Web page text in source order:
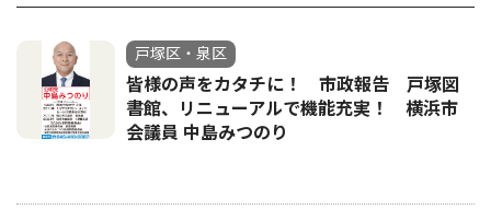
戸塚区・泉区
皆様の声をカタチに！ 市政報告 戸塚図
書館、リニューアルで機能充実！ 横浜市
会議員 中島みつのり